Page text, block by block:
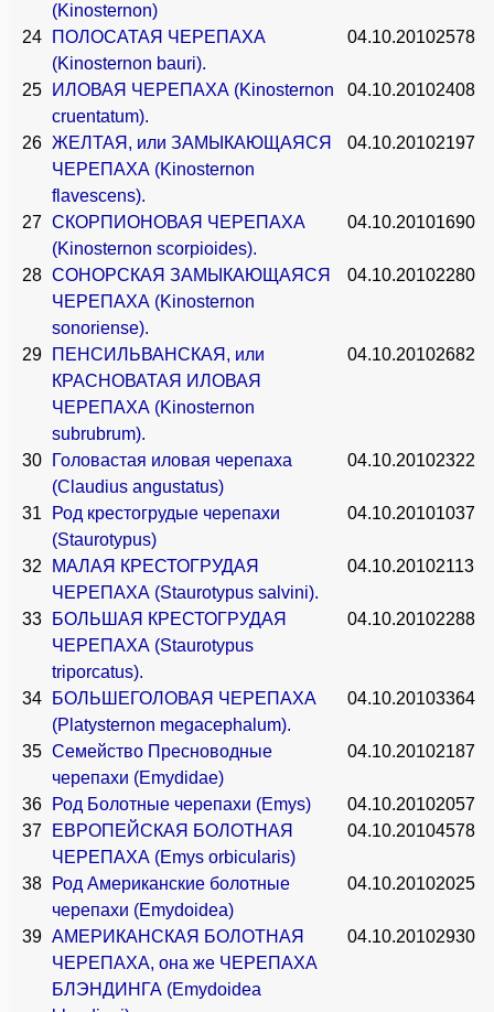
(Kinosternon)
24
ПОЛОСАТАЯ ЧЕРЕПАХА
(Kinosternon bauri).
04.10.20102578
25
ИЛОВАЯ ЧЕРЕПАХА (Kinosternon
cruentatum).
04.10.20102408
26 ЖЕЛТАЯ, или ЗАМЫКАЮЩАЯСЯ
ЧЕРЕПАХА (Kinosternon
flavescens).
04.10.20102197
27 СКОРПИОНОВАЯ ЧЕРЕПАХА
(Kinosternon scorpioides).
04.10.20101690
28 СОНОРСКАЯ ЗАМЫКАЮЩАЯСЯ
ЧЕРЕПАХА (Kinosternon
sonoriense).
04.10.20102280
29
ПЕНСИЛЬВАНСКАЯ, или
КРАСНОВАТАЯ ИЛОВАЯ
ЧЕРЕПАХА (Kinosternon
subrubrum).
04.10.20102682
30
Головастая иловая черепаха
(Claudius angustatus)
04.10.20102322
31
Род крестогрудые черепахи
(Staurotypus)
04.10.20101037
32
МАЛАЯ КРЕСТОГРУДАЯ
ЧЕРЕПАХА (Staurotypus salvini).
04.10.20102113
33
БОЛЬШАЯ КРЕСТОГРУДАЯ
ЧЕРЕПАХА (Staurotypus
triporcatus).
04.10.20102288
34
БОЛЬШЕГОЛОВАЯ ЧЕРЕПАХА
(Platysternon megacephalum).
04.10.20103364
35 Семейство Пресноводные
черепахи (Emydidae)
04.10.20102187
36 Род Болотные черепахи (Emys) 04.10.20102057
37
ЕВРОПЕЙСКАЯ БОЛОТНАЯ
ЧЕРЕПАХА (Emys orbicularis)
04.10.20104578
38
Род Американские болотные
черепахи (Emydoidea)
04.10.20102025
39 АМЕРИКАНСКАЯ БОЛОТНАЯ
ЧЕРЕПАХА, она же ЧЕРЕПАХА
БЛЭНДИНГА (Emydoidea
04.10.20102930